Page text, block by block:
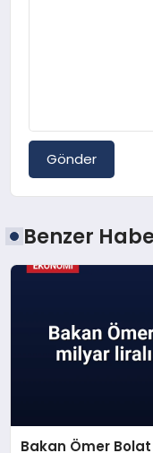
Gönder
Benzer
Bakan Ömer